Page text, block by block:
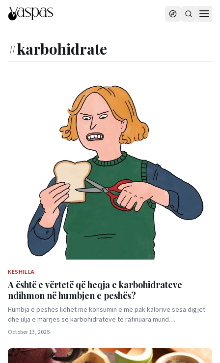
#karbohidrate
KËSHILLA
A është e vërtetë që heqja e karbohidrateve
ndihmon në humbjen e peshës?
Humbja e peshës lidhet me konsumin e më pak kalorive sesa digjet
dhe ulja e marrjes së karbohidrateve të rafinuara mund…
October 13, 2025